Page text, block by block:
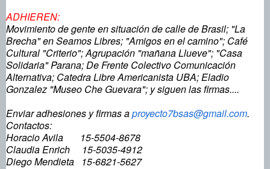
ADHIEREN:
Movimiento de gente en situación de calle de Brasil; "La
Brecha" en Seamos Libres; "Amigos en el camino"; Café
Cultural "Criterio"; Agrupación "mañana Llueve"; "Casa
Solidaria" Parana; De Frente Colectivo Comunicación
Alternativa; Catedra Libre Americanista UBA; Eladio
Gonzalez "Museo Che Guevara"; y siguen las firmas....
Enviar adhesiones y firmas aproyecto7bsas@gmail.com.
Contactos:
Horacio Avila 15-5504-8678
Claudia Enrich 15-5035-4912
Diego Mendieta 15-6821-5627